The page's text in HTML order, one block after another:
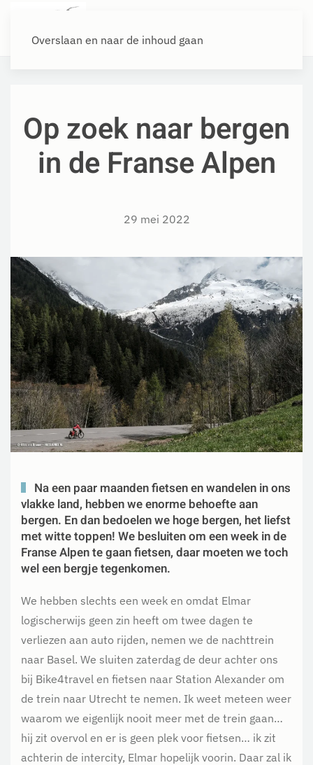
Overslaan en naar de inhoud gaan
Op zoek naar bergen
in de Franse Alpen
29 mei 2022
Na een paar maanden fietsen en wandelen in ons
vlakke land, hebben we enorme behoefte aan
bergen. En dan bedoelen we hoge bergen, het liefst
met witte toppen! We besluiten om een week in de
Franse Alpen te gaan fietsen, daar moeten we toch
wel een bergje tegenkomen.
We hebben slechts een week en omdat Elmar
logischerwijs geen zin heeft om twee dagen te
verliezen aan auto rijden, nemen we de nachttrein
naar Basel. We sluiten zaterdag de deur achter ons
bij Bike4travel en fietsen naar Station Alexander om
de trein naar Utrecht te nemen. Ik weet meteen weer
waarom we eigenlijk nooit meer met de trein gaan…
hij zit overvol en er is geen plek voor fietsen… ik zit
achterin de intercity, Elmar hopelijk voorin. Daar zal ik